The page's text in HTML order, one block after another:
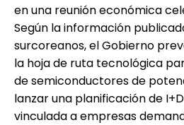
en una reunión económica
Según la información
surcoreanos, el Gobierno
la hoja de ruta tecnológica
de semiconductores de
lanzar una planificación de
vinculada a empresas